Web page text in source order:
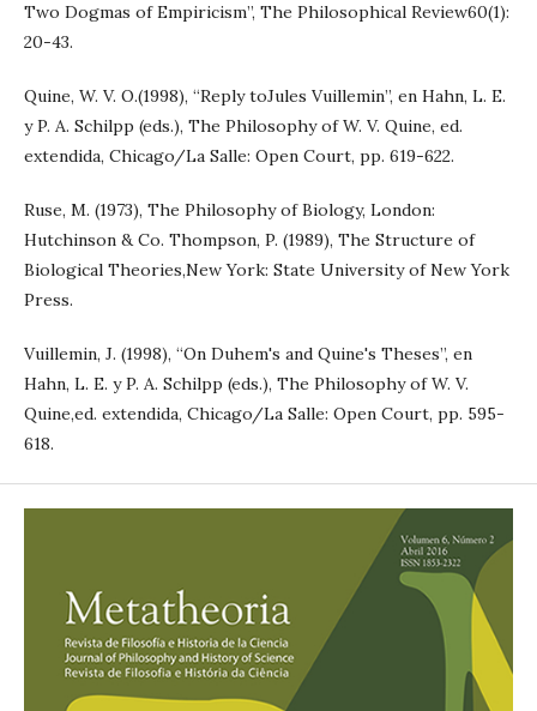
Two Dogmas of Empiricism”, The Philosophical Review60(1):
20-43.
Quine, W. V. O.(1998), “Reply toJules Vuillemin”, en Hahn, L. E.
y P. A. Schilpp (eds.), The Philosophy of W. V. Quine, ed.
extendida, Chicago/La Salle: Open Court, pp. 619-622.
Ruse, M. (1973), The Philosophy of Biology, London:
Hutchinson & Co. Thompson, P. (1989), The Structure of
Biological Theories,New York: State University of New York
Press.
Vuillemin, J. (1998), “On Duhem's and Quine's Theses”, en
Hahn, L. E. y P. A. Schilpp (eds.), The Philosophy of W. V.
Quine,ed. extendida, Chicago/La Salle: Open Court, pp. 595-
618.